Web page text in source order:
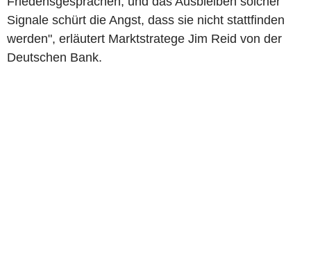
Signale schürt die Angst, dass sie nicht stattfinden
werden", erläutert Marktstratege Jim Reid von der
Deutschen Bank.